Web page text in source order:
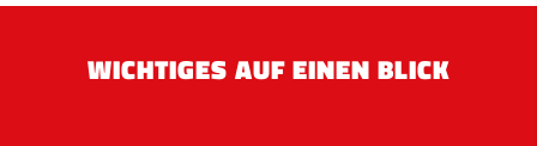
WICHTIGES AUF EINEN BLICK